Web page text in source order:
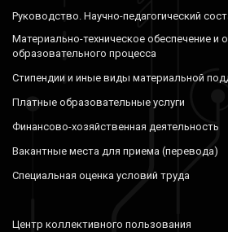
Руководство. Научно-педагогический
Материально-техническое обеспечение и
образовательного процесса
Стипендии и иные виды материальной
Платные образовательные услуги
Финансово-хозяйственная деятельность
Вакантные места для приема (перевода)
Специальная оценка условий труда
Центр коллективного пользования